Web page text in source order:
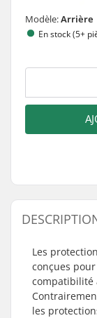
Modèle:Arrière
En stock (5+
Les
conçues
compatibilité
les